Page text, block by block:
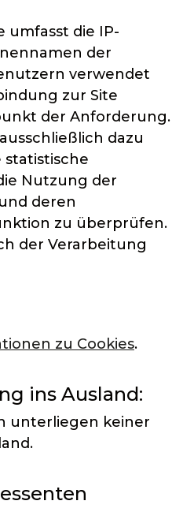
umfasst die IP-
der
verwendet
zur Site
der Anforderung.
dazu
Nutzung der
deren
zu überprüfen.
der Verarbeitung
zu Cookies.
ins Ausland:
unterliegen keiner